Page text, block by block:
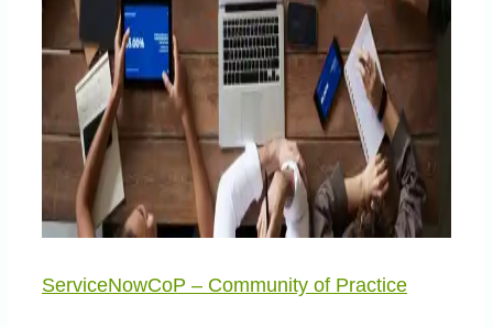
ServiceNowCoP – Community of Practice